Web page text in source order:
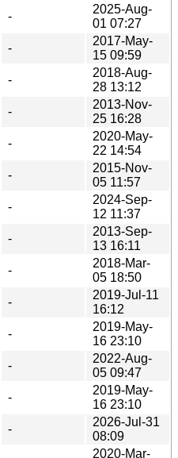
-
2025-Aug-
01 07:27
-
2017-May-
15 09:59
-
2018-Aug-
28 13:12
-
2013-Nov-
25 16:28
-
2020-May-
22 14:54
-
2015-Nov-
05 11:57
-
2024-Sep-
12 11:37
-
2013-Sep-
13 16:11
-
2018-Mar-
05 18:50
-
2019-Jul-11
16:12
-
2019-May-
16 23:10
-
2022-Aug-
05 09:47
-
2019-May-
16 23:10
-
2026-Jul-31
08:09
2020-Mar-